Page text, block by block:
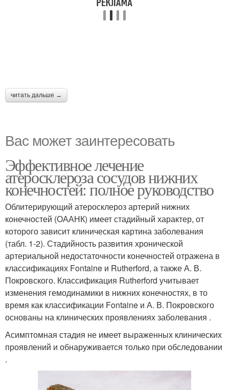
читать дальше →
Вас может заинтересовать
Эффективное лечение
атеросклероза сосудов нижних
конечностей: полное руководство
Облитерирующий атеросклероз артерий нижних
конечностей (ОААНК) имеет стадийный характер, от
которого зависит клиническая картина заболевания
(табл. 1-2). Стадийность развития хронической
артериальной недостаточности конечностей отражена в
классификациях Fontaine и Rutherford, а также А. В.
Покровского. Классификация Rutherford учитывает
изменения гемодинамики в нижних конечностях, в то
время как классификации Fontaine и А. В. Покровского
основаны на клинических проявлениях заболевания .
Асимптомная стадия не имеет выраженных клинических
проявлений и обнаруживается только при обследовании
.